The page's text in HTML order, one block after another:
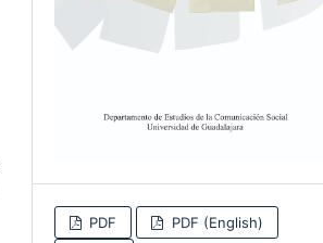
PDF
PDF (English)